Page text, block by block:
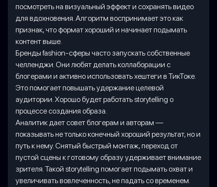
посмотреть на визуальный эффект и сохранять видео
для вдохновения. Алгоритм воспринимает это как
признак, что формат хороший и начинает подымать
контент выше.
Бренды fashion-сферы часто запускать собственные
челленджи. Они любят делать коллаборации с
блогерами и активно использовать хештеги в ТикТоке.
Это помогает повышать удержание целевой
аудитории. Хорошо будет работать storytelling о
процессе создания образа.
Аналитик дает совет блогерам и авторам —
показывать не только конечный хороший результат, но и
путь к нему. Снятый быстрый монтаж, переход от
пустой сцены к готовому образу удерживает внимание
зрителя. Такой storytelling помогает подымать охват и
увеличивать вовлеченность, не падать со временем.